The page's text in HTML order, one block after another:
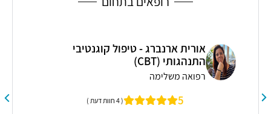
אורית ארנברג - טיפול קוגנטיבי
התנהגותי (CBT)
רפואה משלימה
5 ( 4 חוות דעת )